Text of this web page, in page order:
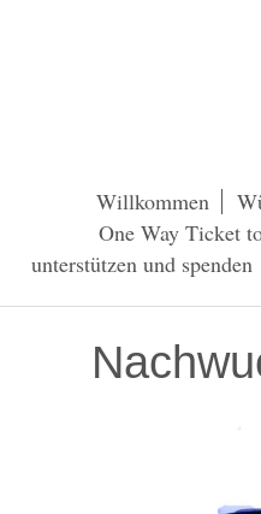
Willkommen
One Way Ticket
unterstützen und spenden